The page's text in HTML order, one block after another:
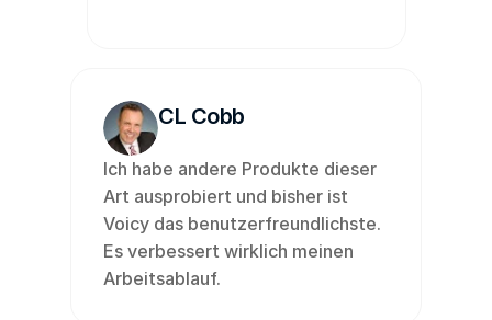
CL Cobb
Ich habe andere Produkte dieser
Art ausprobiert und bisher ist
Voicy das benutzerfreundlichste.
Es verbessert wirklich meinen
Arbeitsablauf.